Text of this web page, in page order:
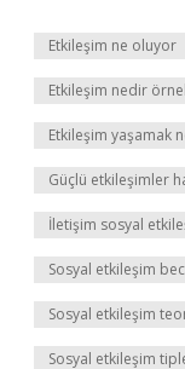
Etkileşim ne oluyor
Etkileşim nedir
Etkileşim yaşamak
Güçlü etkileşimler
İletişim sosyal
Sosyal etkileşim
Sosyal etkileşim
Sosyal etkileşim